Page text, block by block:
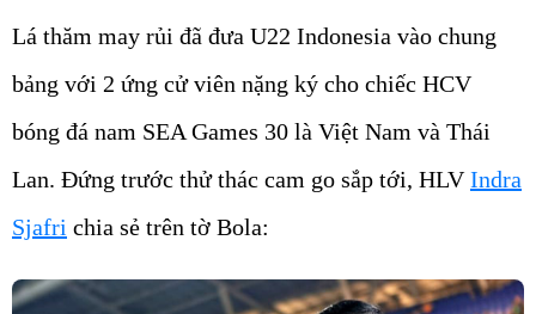
Lá thăm may rủi đã đưa U22 Indonesia vào chung
bảng với 2 ứng cử viên nặng ký cho chiếc HCV
bóng đá nam SEA Games 30 là Việt Nam và Thái
Lan. Đứng trước thử thác cam go sắp tới, HLVIndra
Sjafri chia sẻ trên tờ Bola: